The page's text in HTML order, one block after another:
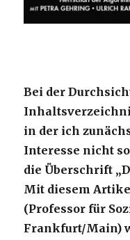
Bei der
in der ich
Interesse nicht
die Überschrift
Mit diesem
(Professor für
Frankfurt/Main)